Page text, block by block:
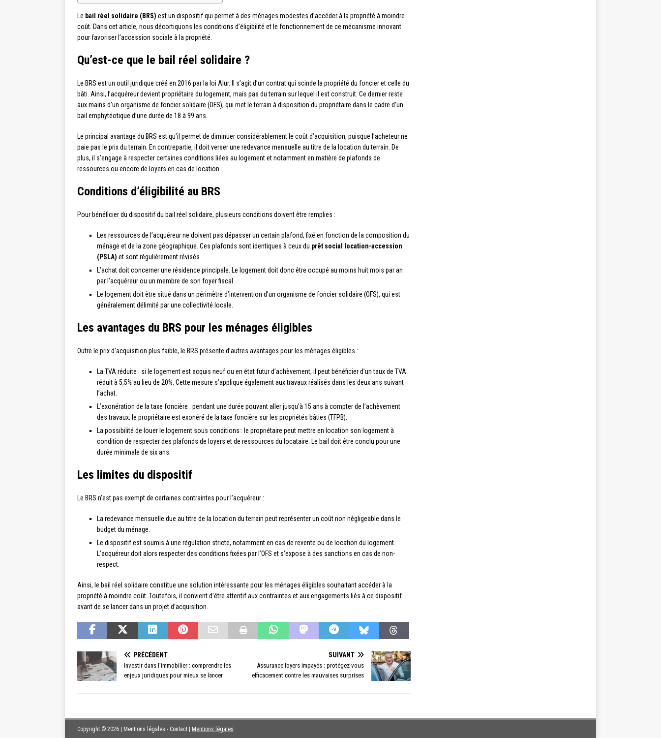
Le bail réel solidaire (BRS) est un dispositif qui permet à des ménages modestes d’accéder à la propriété à moindre
coût. Dans cet article, nous décortiquons les conditions d’éligibilité et le fonctionnement de ce mécanisme innovant
pour favoriser l’accession sociale à la propriété.
Qu’est-ce que le bail réel solidaire ?
Le BRS est un outil juridique créé en 2016 par la loi Alur. Il s’agit d’un contrat qui scinde la propriété du foncier et celle du
bâti. Ainsi, l’acquéreur devient propriétaire du logement, mais pas du terrain sur lequel il est construit. Ce dernier reste
aux mains d’un organisme de foncier solidaire (OFS), qui met le terrain à disposition du propriétaire dans le cadre d’un
bail emphytéotique d’une durée de 18 à 99 ans.
Le principal avantage du BRS est qu’il permet de diminuer considérablement le coût d’acquisition, puisque l’acheteur ne
paie pas le prix du terrain. En contrepartie, il doit verser une redevance mensuelle au titre de la location du terrain. De
plus, il s’engage à respecter certaines conditions liées au logement et notamment en matière de plafonds de
ressources ou encore de loyers en cas de location.
Conditions d’éligibilité au BRS
Pour bénéficier du dispositif du bail réel solidaire, plusieurs conditions doivent être remplies :
Les ressources de l’acquéreur ne doivent pas dépasser un certain plafond, fixé en fonction de la composition du
ménage et de la zone géographique. Ces plafonds sont identiques à ceux du prêt social location-accession
(PSLA) et sont régulièrement révisés.
L’achat doit concerner une résidence principale. Le logement doit donc être occupé au moins huit mois par an
par l’acquéreur ou un membre de son foyer fiscal.
Le logement doit être situé dans un périmètre d’intervention d’un organisme de foncier solidaire (OFS), qui est
généralement délimité par une collectivité locale.
Les avantages du BRS pour les ménages éligibles
Outre le prix d’acquisition plus faible, le BRS présente d’autres avantages pour les ménages éligibles :
La TVA réduite : si le logement est acquis neuf ou en état futur d’achèvement, il peut bénéficier d’un taux de TVA
réduit à 5,5% au lieu de 20%. Cette mesure s’applique également aux travaux réalisés dans les deux ans suivant
l’achat.
L’exonération de la taxe foncière : pendant une durée pouvant aller jusqu’à 15 ans à compter de l’achèvement
des travaux, le propriétaire est exonéré de la taxe foncière sur les propriétés bâties (TFPB).
La possibilité de louer le logement sous conditions : le propriétaire peut mettre en location son logement à
condition de respecter des plafonds de loyers et de ressources du locataire. Le bail doit être conclu pour une
durée minimale de six ans.
Les limites du dispositif
Le BRS n’est pas exempt de certaines contraintes pour l’acquéreur :
La redevance mensuelle due au titre de la location du terrain peut représenter un coût non négligeable dans le
budget du ménage.
Le dispositif est soumis à une régulation stricte, notamment en cas de revente ou de location du logement.
L’acquéreur doit alors respecter des conditions fixées par l’OFS et s’expose à des sanctions en cas de non-
respect.
Ainsi, le bail réel solidaire constitue une solution intéressante pour les ménages éligibles souhaitant accéder à la
propriété à moindre coût. Toutefois, il convient d’être attentif aux contraintes et aux engagements liés à ce dispositif
avant de se lancer dans un projet d’acquisition.
PRÉCÉDENT
Investir dans l’immobilier : comprendre les
enjeux juridiques pour mieux se lancer
SUIVANT
Assurance loyers impayés : protégez-vous
efficacement contre les mauvaises surprises
Copyright © 2026 | Mentions légales - Contact Mentions légales